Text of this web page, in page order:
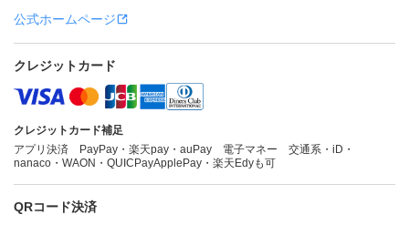
公式ホームページ
クレジットカード
クレジットカード補足
アプリ決済 PayPay・楽天pay・auPay 電子マネー 交通系・iD・
nanaco・WAON・QUICPayApplePay・楽天Edyも可
QRコード決済